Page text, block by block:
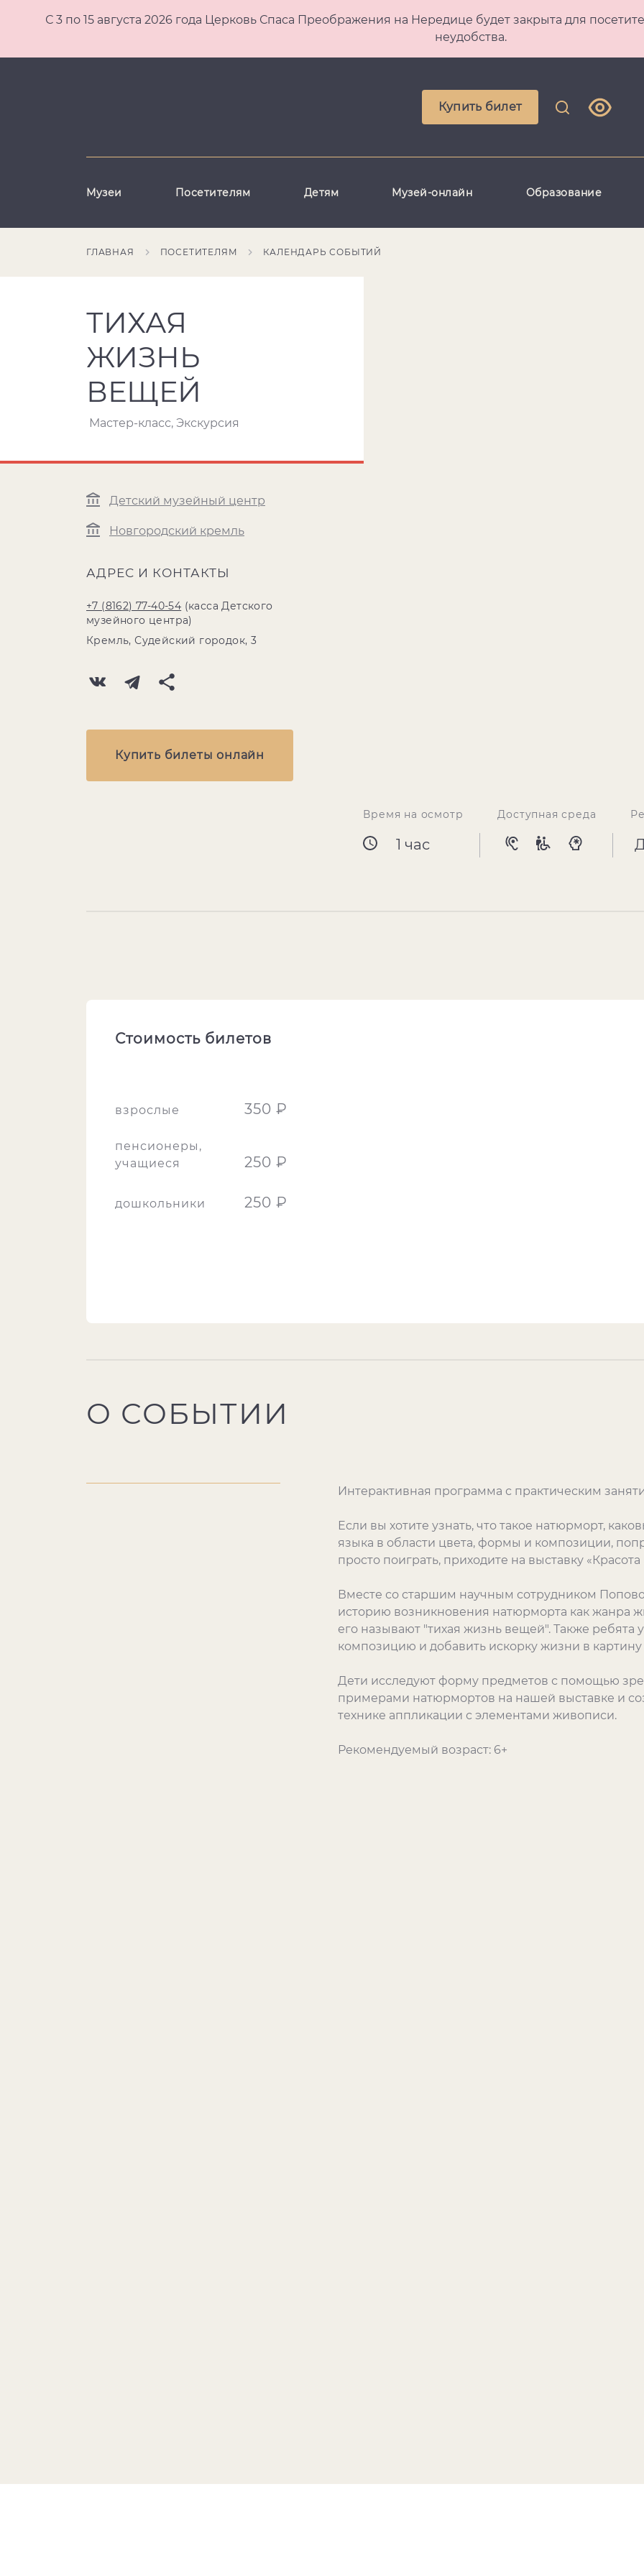
С 3 по 15 августа 2026 года Церковь Спаса Преображения на Нередице будет закрыта для
неудобства.
Купить билет
Музеи Посетителям Детям Музей-онлайн Образование
ГЛАВНАЯ ПОСЕТИТЕЛЯМ КАЛЕНДАРЬ СОБЫТИЙ
ТИХАЯ
ЖИЗНЬ
ВЕЩЕЙ
Мастер-класс, Экскурсия
Детский музейный центр
Новгородский кремль
АДРЕС И КОНТАКТЫ
+7 (8162) 77-40-54 (касса Детского
музейного центра)
Кремль, Судейский городок, 3
Купить билеты онлайн
Время на осмотр
1 час
Доступная среда
Стоимость билетов
взрослые 350 ₽
пенсионеры,
учащиеся
250 ₽
дошкольники 250 ₽
О СОБЫТИИ
Интерактивная программа с практическим
Если вы хотите узнать, что такое натюрморт,
языка в области цвета, формы и композиции,
просто поиграть, приходите на выставку «Красота
Вместе со старшим научным сотрудником
историю возникновения натюрморта как жанра
его называют "тихая жизнь вещей". Также ребята
композицию и добавить искорку жизни в
Дети исследуют форму предметов с помощью
примерами натюрмортов на нашей выставке и
технике аппликации с элементами живописи.
Рекомендуемый возраст: 6+